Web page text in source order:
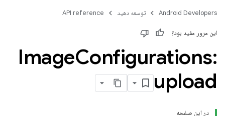
Android Developers توسعه دهید API reference
این مرور مفید بود؟
ImageConfigurations:
upload
در این صفحه